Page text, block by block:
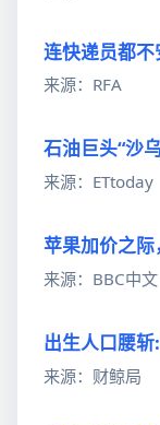
连快递员都
来源：RFA
石油巨头“沙
来源：ETtoday
苹果加价之
来源：BBC中文
出生人口腰
来源：财鲸局